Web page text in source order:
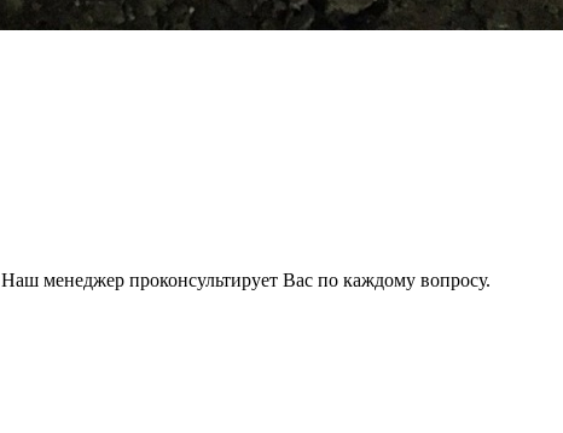
менеджер проконсультирует Вас по каждому вопросу.